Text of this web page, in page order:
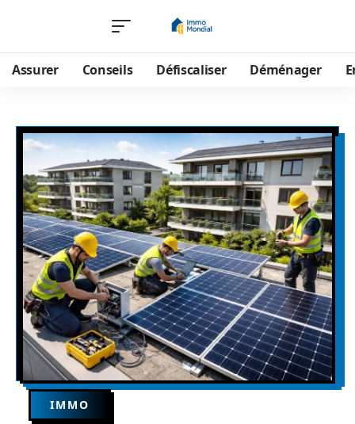
Assurer Conseils Défiscaliser Déménager
IMMO